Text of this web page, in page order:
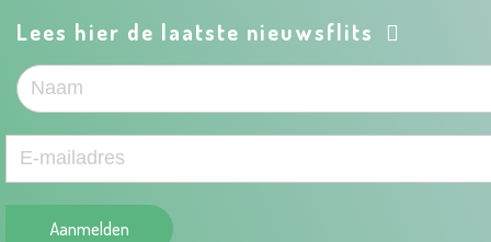
Lees hier de laatste nieuwsflits
Aanmelden